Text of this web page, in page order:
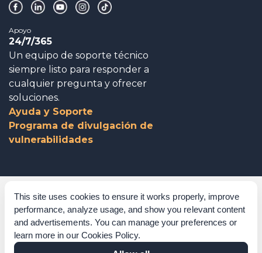
This site uses cookies to ensure it works properly, improve
performance, analyze usage, and show you relevant content
and advertisements. You can manage your preferences or
learn more in our Cookies Policy.
Apoyo
24/7/365
Un equipo de soporte técnico
siempre listo para responder a
cualquier pregunta y ofrecer
soluciones.
Ayuda y Soporte
Programa de divulgación de
vulnerabilidades
Gobierno corporativo
Agradecimientos
Políticas y procedimientos